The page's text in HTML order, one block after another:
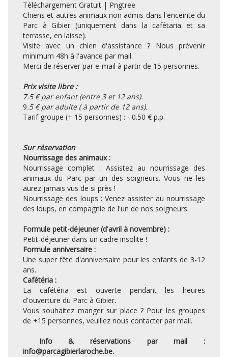
Chiens et autres animaux non admis dans l'enceinte du
Parc à Gibier (uniquement dans la cafétaria et sa
terrasse, en laisse).
Visite avec un chien d'assistance ? Nous prévenir
minimum 48h à l'avance par mail.
Merci de réserver par e-mail à partir de 15 personnes.
Prix visite libre :
7.5 € par enfant (entre 3 et 12 ans).
9.5 € par adulte ( à partir de 12 ans).
Tarif groupe (+ 15 personnes) : - 0.50 € p.p.
Sur réservation
Nourrissage des animaux :
Nourrissage complet : Assistez au nourrissage des
animaux du Parc par un des soigneurs. Vous ne les
aurez jamais vus de si près !
Nourrissage des loups : Venez assister au nourrissage
des loups, en compagnie de l'un de nos soigneurs.
Formule petit-déjeuner (d'avril à novembre) :
Petit-déjeuner dans un cadre insolite !
Formule anniversaire :
Une super fête d'anniversaire pour les enfants de 3-12
ans.
Cafétéria :
La cafétéria est ouverte pendant les heures
d'ouverture du Parc à Gibier.
Vous souhaitez manger sur place ? Pour les groupes
de +15 personnes, veuillez nous contacter par mail.
Info & réservations par mail :
info@parcagibierlaroche.be.